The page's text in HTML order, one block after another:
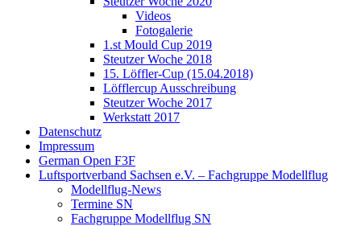
Videos
Fotogalerie
1.st Mould Cup 2019
Steutzer Woche 2018
15. Löffler-Cup (15.04.2018)
Löfflercup Ausschreibung
Steutzer Woche 2017
Werkstatt 2017
Datenschutz
Impressum
German Open F3F
Luftsportverband Sachsen e.V. – Fachgruppe Modellflug
Modellflug-News
Termine SN
Fachgruppe Modellflug SN